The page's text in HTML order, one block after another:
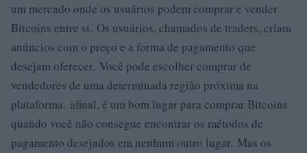
um mercado onde os usuários podem comprar e vender
Bitcoins entre si. Os usuários, chamados de traders, criam
anúncios com o preço e a forma de pagamento que
desejam oferecer. Você pode escolher comprar de
vendedores de uma determinada região próxima na
plataforma. afinal, é um bom lugar para comprar Bitcoins
quando você não consegue encontrar os métodos de
pagamento desejados em nenhum outro lugar. Mas os